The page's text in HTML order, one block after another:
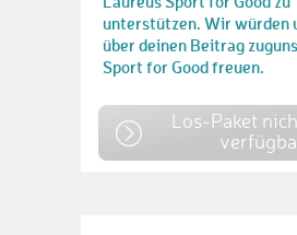
unterstützen. Wir würden
über deinen Beitrag
Sport for Good freuen.
Los-Paket